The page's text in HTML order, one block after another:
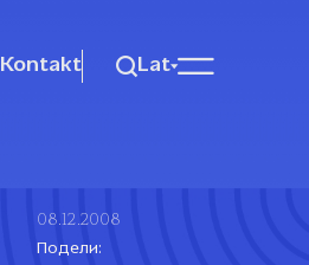
Kontakt Lat
08.12.2008
Подели: